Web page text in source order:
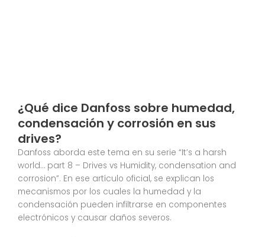
¿Qué dice Danfoss sobre humedad,
condensación y corrosión en sus
drives?
Danfoss aborda este tema en su serie “It’s a harsh
world… part 8 – Drives vs Humidity, condensation and
corrosion”. En ese artículo oficial, se explican los
mecanismos por los cuales la humedad y la
condensación pueden infiltrarse en componentes
electrónicos y causar daños severos.